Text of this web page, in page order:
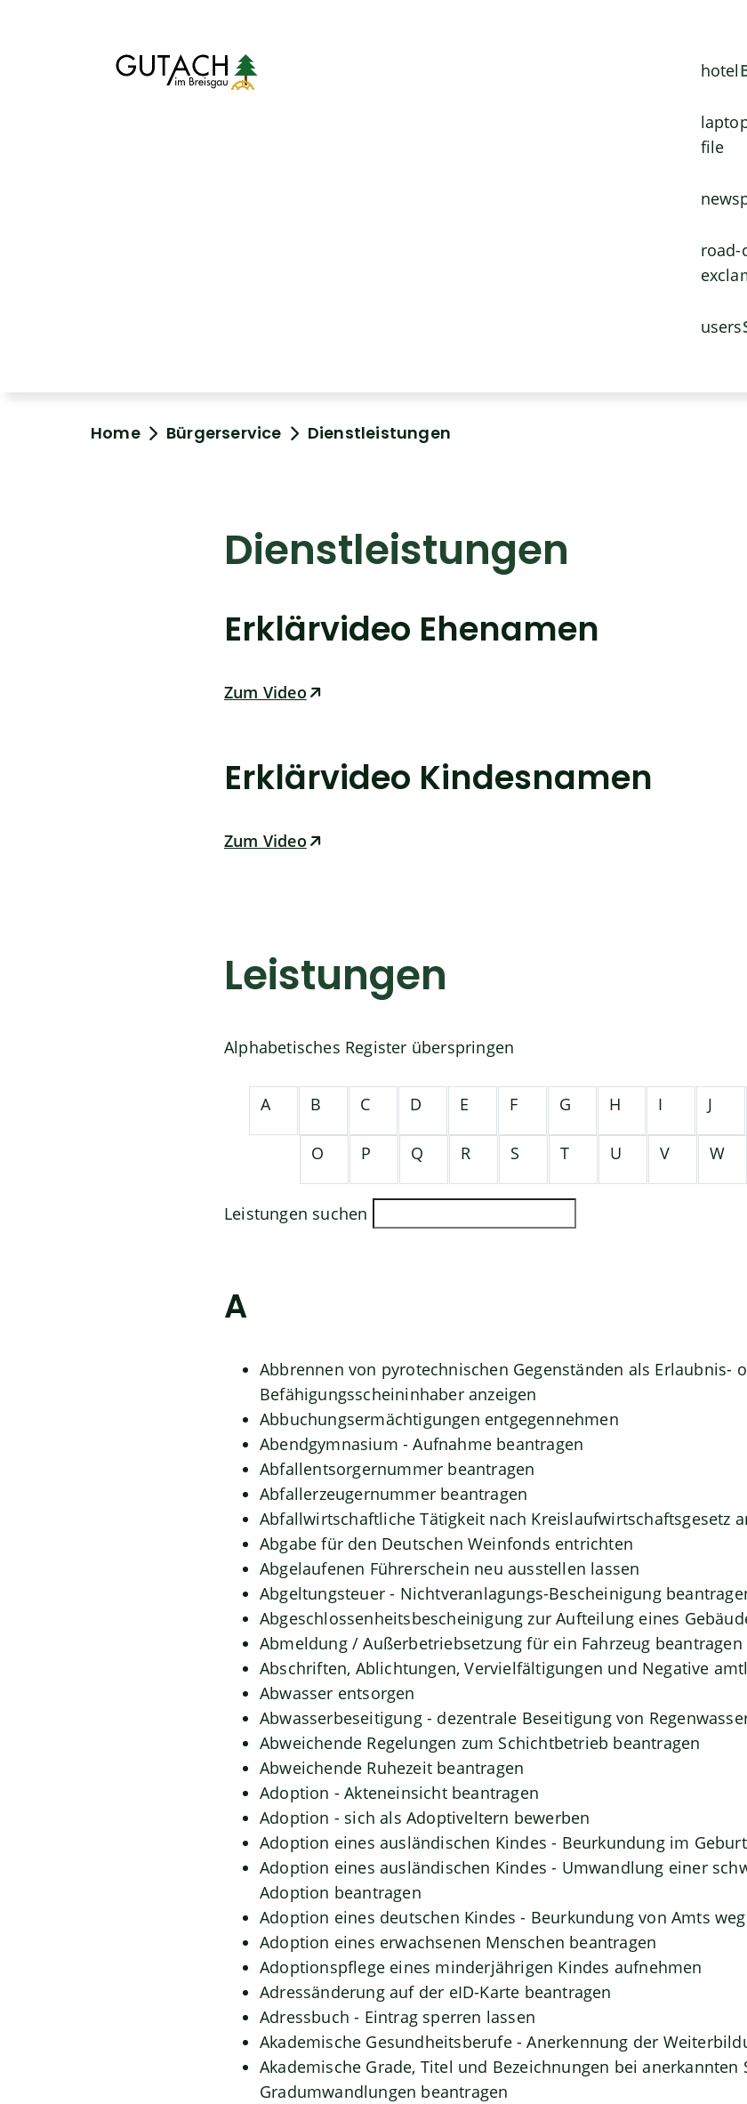
hotel
file
road-
users
Home Bürgerservice Dienstleistungen
Dienstleistungen
Erklärvideo Ehenamen
Zum Video
Erklärvideo Kindesnamen
Zum Video
Leistungen
Alphabetisches Register überspringen
A B C D E F G H I J
O P Q R S T U V W
Leistungen suchen
A
Abbrennen von pyrotechnischen Gegenständen als Erlaubnis-
Befähigungsscheininhaber anzeigen
Abbuchungsermächtigungen entgegennehmen
Abendgymnasium - Aufnahme beantragen
Abfallentsorgernummer beantragen
Abfallerzeugernummer beantragen
Abfallwirtschaftliche Tätigkeit nach Kreislaufwirtschaftsgesetz
Abgabe für den Deutschen Weinfonds entrichten
Abgelaufenen Führerschein neu ausstellen lassen
Abgeltungsteuer - Nichtveranlagungs-Bescheinigung
Abgeschlossenheitsbescheinigung zur Aufteilung eines
Abmeldung / Außerbetriebsetzung für ein Fahrzeug beantragen
Abschriften, Ablichtungen, Vervielfältigungen und Negative
Abwasser entsorgen
Abwasserbeseitigung - dezentrale Beseitigung von
Abweichende Regelungen zum Schichtbetrieb beantragen
Abweichende Ruhezeit beantragen
Adoption - Akteneinsicht beantragen
Adoption - sich als Adoptiveltern bewerben
Adoption eines ausländischen Kindes - Beurkundung im
Adoption eines ausländischen Kindes - Umwandlung einer
Adoption beantragen
Adoption eines deutschen Kindes - Beurkundung von Amts
Adoption eines erwachsenen Menschen beantragen
Adoptionspflege eines minderjährigen Kindes aufnehmen
Adressänderung auf der eID-Karte beantragen
Adressbuch - Eintrag sperren lassen
Akademische Gesundheitsberufe - Anerkennung der
Akademische Grade, Titel und Bezeichnungen bei anerkannten
Gradumwandlungen beantragen